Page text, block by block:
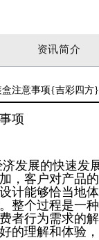
资讯简介
注意事项{吉彩四方
项
发展的快速发
，客户对产品
计能够恰当地
整个过程是一
者行为需求的
的理解和体验